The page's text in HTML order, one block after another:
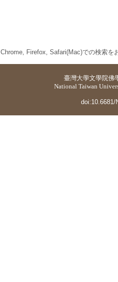
Chrome, Firefox, Safari(Mac)での検索を
臺灣大學文學院佛
National Taiwan
doi:10.6681/